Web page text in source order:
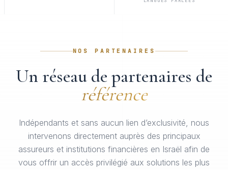
NOS PARTENAIRES
Un réseau de partenaires de
référence
Indépendants et sans aucun lien d’exclusivité, nous
intervenons directement auprès des principaux
assureurs et institutions financières en Israël afin de
vous offrir un accès privilégié aux solutions les plus